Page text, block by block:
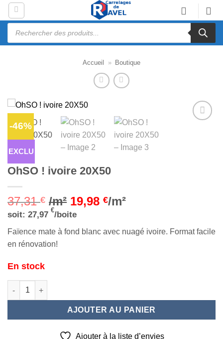
Passer
contenu
Recherche
Accueil » Boutique
-46%
EXCLU
OhSO ! ivoire 20X50
37,31€ /m² 19,98€/m²
soit: 27,97 €/boite
Faïence mate à fond blanc avec nuagé ivoire. Format facile
en rénovation!
En stock
quantité de OhSO ! ivoire 20X50
AJOUTER AU PANIER
Ajouter à la liste d’envies